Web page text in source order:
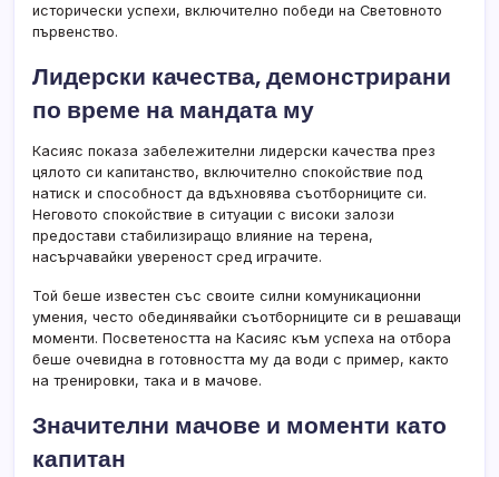
исторически успехи, включително победи на Световното
първенство.
Лидерски качества, демонстрирани
по време на мандата му
Касияс показа забележителни лидерски качества през
цялото си капитанство, включително спокойствие под
натиск и способност да вдъхновява съотборниците си.
Неговото спокойствие в ситуации с високи залози
предостави стабилизиращо влияние на терена,
насърчавайки увереност сред играчите.
Той беше известен със своите силни комуникационни
умения, често обединявайки съотборниците си в решаващи
моменти. Посветеността на Касияс към успеха на отбора
беше очевидна в готовността му да води с пример, както
на тренировки, така и в мачове.
Значителни мачове и моменти като
капитан